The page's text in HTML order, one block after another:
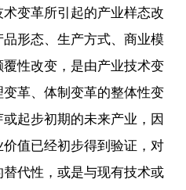
变革所引起的产业样态改
形态、生产方式、商业模
性改变，是由产业技术变
革、体制变革的整体性变
起步初期的未来产业，因
值已经初步得到验证，对
代性，或是与现有技术或